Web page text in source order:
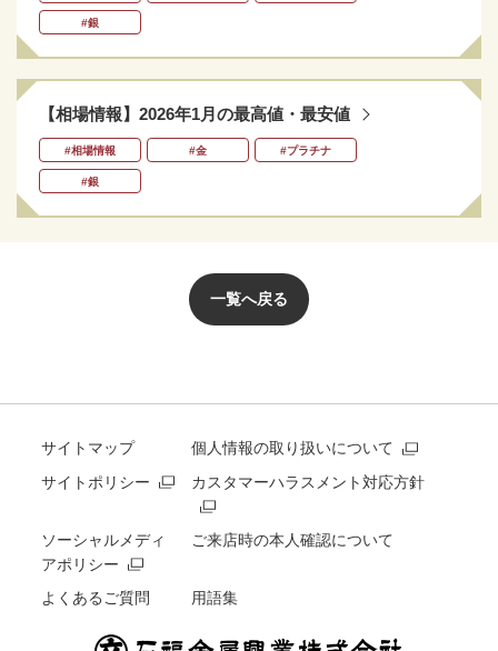
#銀
【相場情報】2026年1月の最高値・最安値
#相場情報 #金 #プラチナ
#銀
一覧へ戻る
サイトマップ
個人情報の取り扱いについて
サイトポリシー
カスタマーハラスメント対応方針
ソーシャルメディ
アポリシー
ご来店時の本人確認について
よくあるご質問 用語集